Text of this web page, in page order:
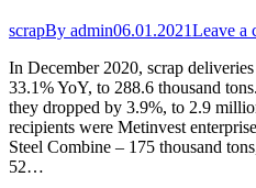
scrapBy admin06.01.2021Leave a
In December 2020, scrap
33.1% YoY, to 288.6 thousand
they dropped by 3.9%, to 2.9
recipients were Metinvest
Steel Combine – 175 thousand
52…